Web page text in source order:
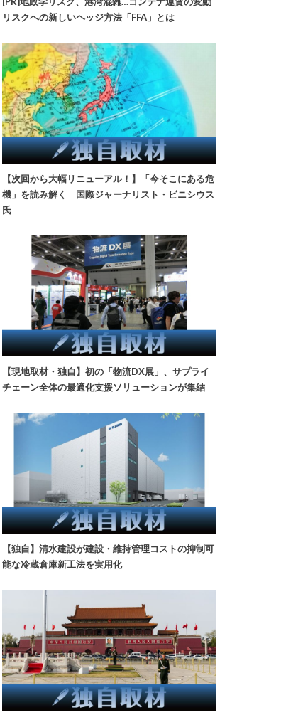
リスクへの新しいヘッジ方法「FFA」とは
【次回から大幅リニューアル！】「今そこにある危
機」を読み解く 国際ジャーナリスト・ビニシウス
氏
【現地取材・独自】初の「物流DX展」、サプライ
チェーン全体の最適化支援ソリューションが集結
【独自】清水建設が建設・維持管理コストの抑制可
能な冷蔵倉庫新工法を実用化